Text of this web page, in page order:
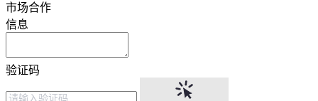
市场合作
信息
验证码